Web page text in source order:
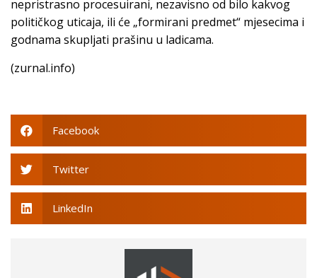
nepristrasno procesuirani, nezavisno od bilo kakvog
političkog uticaja, ili će „formirani predmet“ mjesecima i
godnama skupljati prašinu u ladicama.
(zurnal.info)
Facebook
Twitter
LinkedIn